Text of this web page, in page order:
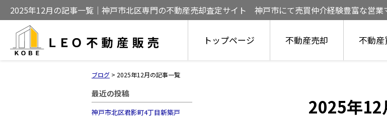
2025年12月の記事一覧｜神戸市北区専門の不動産売却査定サイト 神戸市にて売買仲介経験豊富な営業
売却をサポート
トップページ 不動産売却 不動産
ブログ > 2025年12月の記事一覧
最近の投稿
神戸市北区君影町4丁目新築戸
2025年12